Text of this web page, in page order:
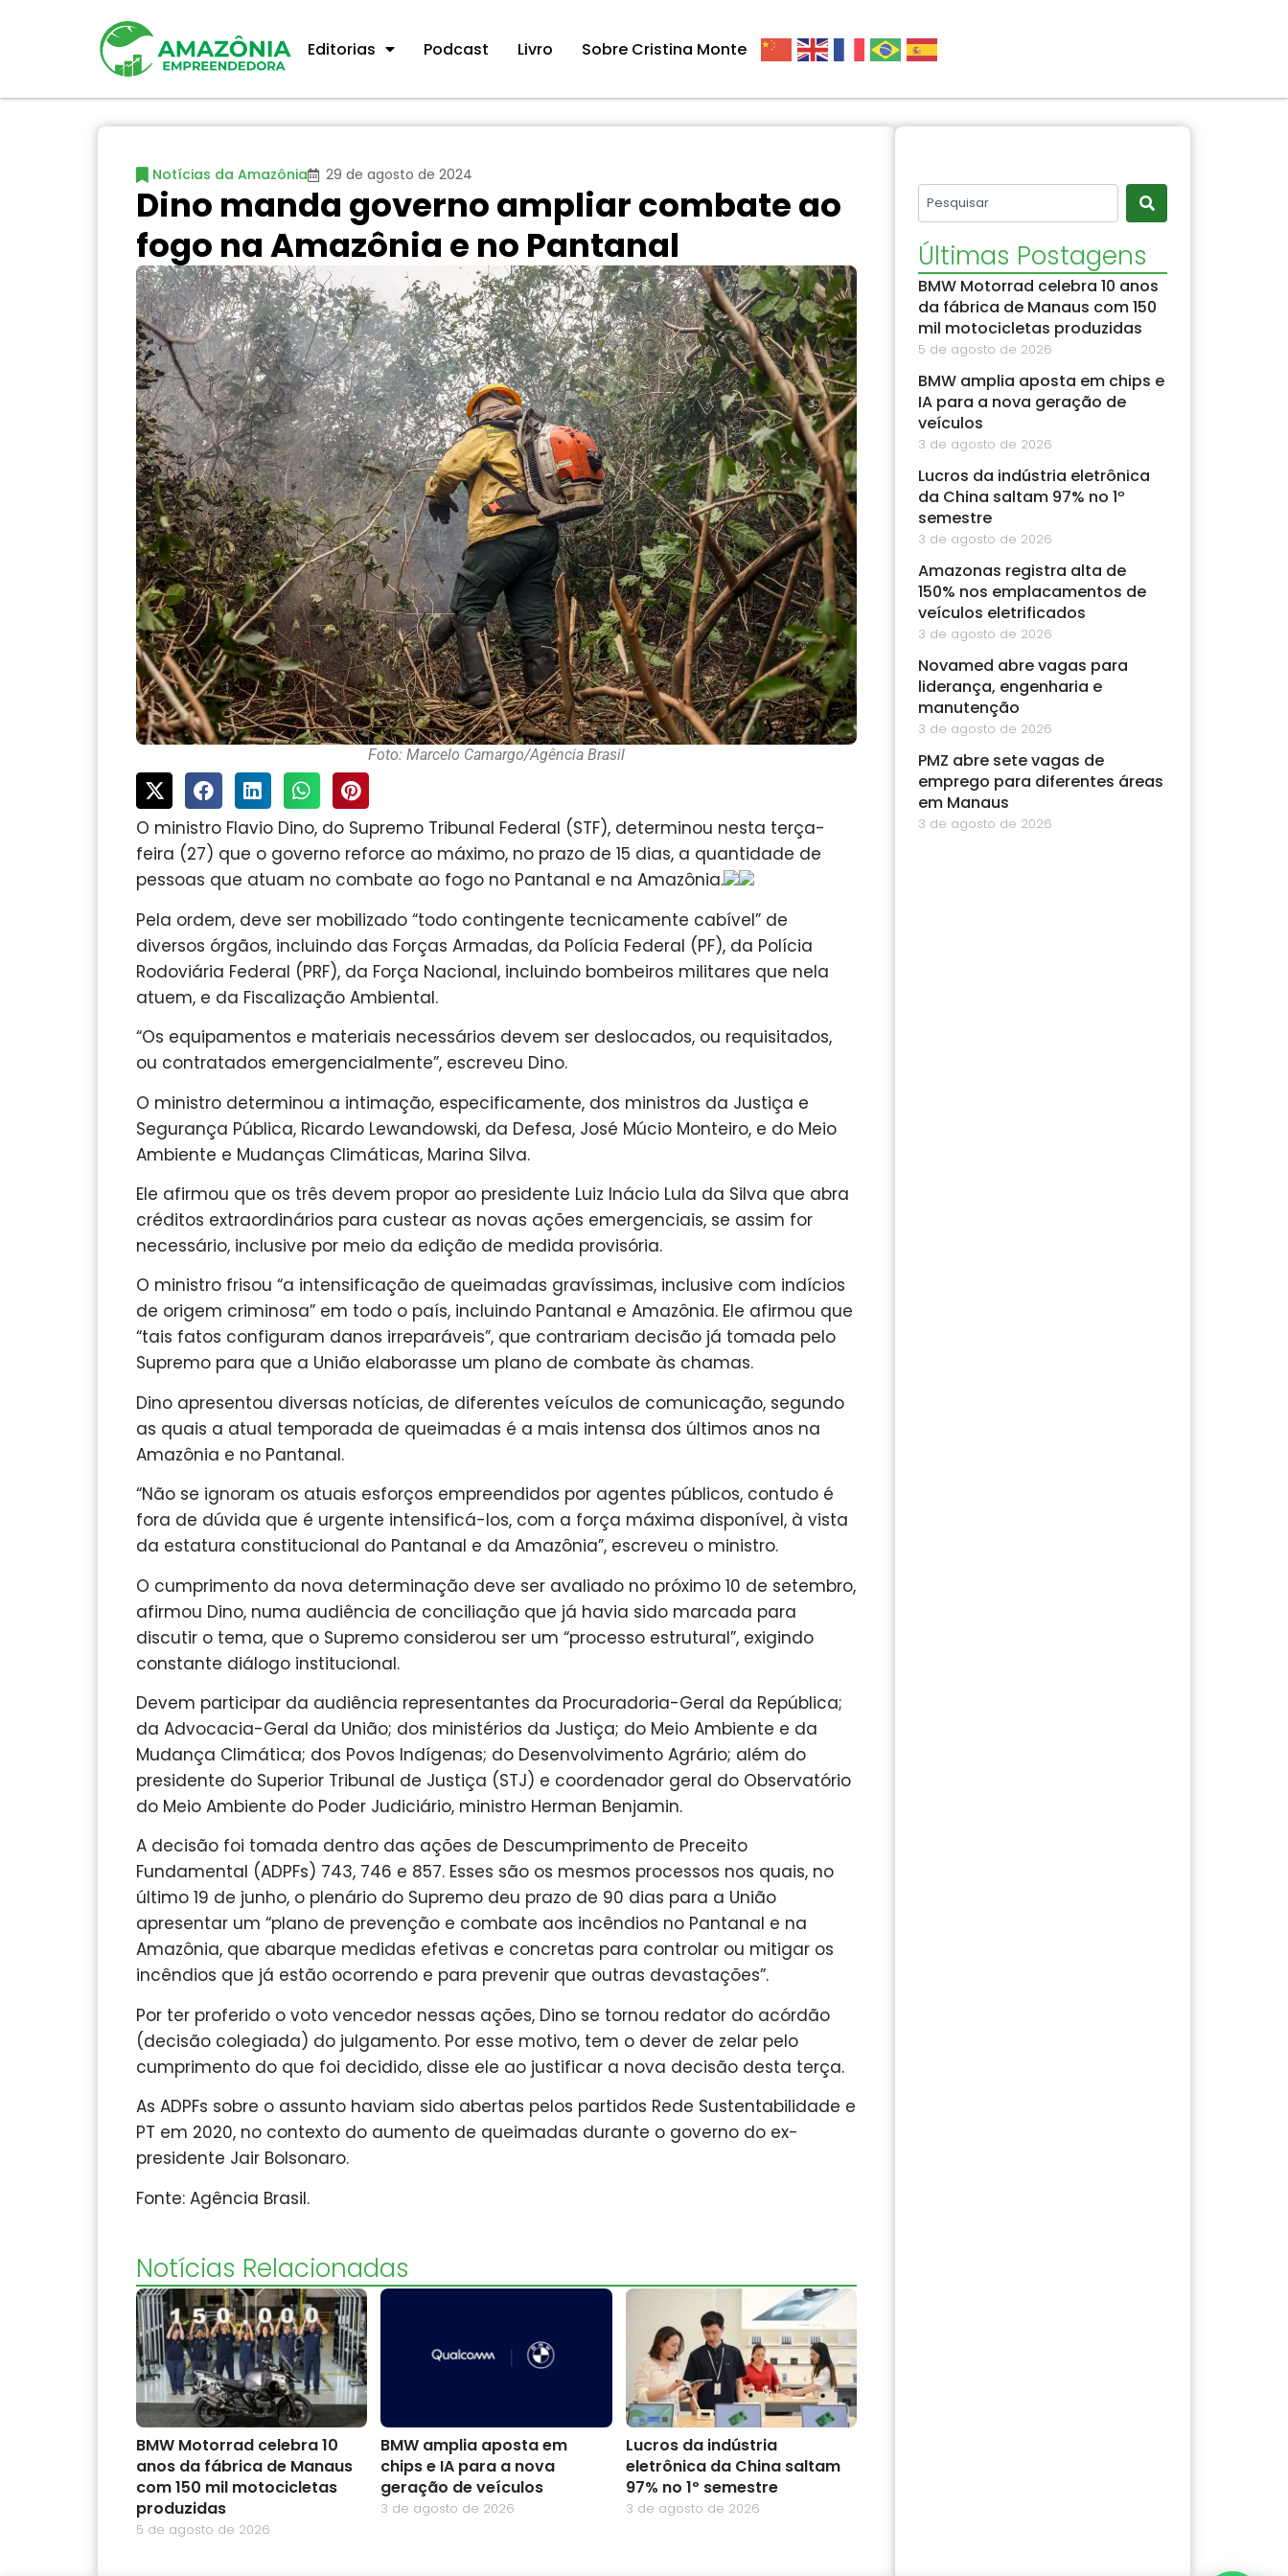
Editorias Podcast Livro Sobre Cristina Monte
Notícias da Amazônia 29 de agosto de 2024
Dino manda governo ampliar combate ao
fogo na Amazônia e no Pantanal
Foto: Marcelo Camargo/Agência Brasil
O ministro Flavio Dino, do Supremo Tribunal Federal (STF), determinou nesta terça-
feira (27) que o governo reforce ao máximo, no prazo de 15 dias, a quantidade de
pessoas que atuam no combate ao fogo no Pantanal e na Amazônia.
Pela ordem, deve ser mobilizado “todo contingente tecnicamente cabível” de
diversos órgãos, incluindo das Forças Armadas, da Polícia Federal (PF), da Polícia
Rodoviária Federal (PRF), da Força Nacional, incluindo bombeiros militares que nela
atuem, e da Fiscalização Ambiental.
“Os equipamentos e materiais necessários devem ser deslocados, ou requisitados,
ou contratados emergencialmente”, escreveu Dino.
O ministro determinou a intimação, especificamente, dos ministros da Justiça e
Segurança Pública, Ricardo Lewandowski, da Defesa, José Múcio Monteiro, e do Meio
Ambiente e Mudanças Climáticas, Marina Silva.
Ele afirmou que os três devem propor ao presidente Luiz Inácio Lula da Silva que abra
créditos extraordinários para custear as novas ações emergenciais, se assim for
necessário, inclusive por meio da edição de medida provisória.
O ministro frisou “a intensificação de queimadas gravíssimas, inclusive com indícios
de origem criminosa” em todo o país, incluindo Pantanal e Amazônia. Ele afirmou que
“tais fatos configuram danos irreparáveis”, que contrariam decisão já tomada pelo
Supremo para que a União elaborasse um plano de combate às chamas.
Dino apresentou diversas notícias, de diferentes veículos de comunicação, segundo
as quais a atual temporada de queimadas é a mais intensa dos últimos anos na
Amazônia e no Pantanal.
“Não se ignoram os atuais esforços empreendidos por agentes públicos, contudo é
fora de dúvida que é urgente intensificá-los, com a força máxima disponível, à vista
da estatura constitucional do Pantanal e da Amazônia”, escreveu o ministro.
O cumprimento da nova determinação deve ser avaliado no próximo 10 de setembro,
afirmou Dino, numa audiência de conciliação que já havia sido marcada para
discutir o tema, que o Supremo considerou ser um “processo estrutural”, exigindo
constante diálogo institucional.
Devem participar da audiência representantes da Procuradoria-Geral da República;
da Advocacia-Geral da União; dos ministérios da Justiça; do Meio Ambiente e da
Mudança Climática; dos Povos Indígenas; do Desenvolvimento Agrário; além do
presidente do Superior Tribunal de Justiça (STJ) e coordenador geral do Observatório
do Meio Ambiente do Poder Judiciário, ministro Herman Benjamin.
A decisão foi tomada dentro das ações de Descumprimento de Preceito
Fundamental (ADPFs) 743, 746 e 857. Esses são os mesmos processos nos quais, no
último 19 de junho, o plenário do Supremo deu prazo de 90 dias para a União
apresentar um “plano de prevenção e combate aos incêndios no Pantanal e na
Amazônia, que abarque medidas efetivas e concretas para controlar ou mitigar os
incêndios que já estão ocorrendo e para prevenir que outras devastações”.
Por ter proferido o voto vencedor nessas ações, Dino se tornou redator do acórdão
(decisão colegiada) do julgamento. Por esse motivo, tem o dever de zelar pelo
cumprimento do que foi decidido, disse ele ao justificar a nova decisão desta terça.
As ADPFs sobre o assunto haviam sido abertas pelos partidos Rede Sustentabilidade e
PT em 2020, no contexto do aumento de queimadas durante o governo do ex-
presidente Jair Bolsonaro.
Fonte: Agência Brasil.
Notícias Relacionadas
BMW Motorrad celebra 10
anos da fábrica de Manaus
com 150 mil motocicletas
produzidas
5 de agosto de 2026
BMW amplia aposta em
chips e IA para a nova
geração de veículos
3 de agosto de 2026
Lucros da indústria
eletrônica da China saltam
97% no 1º semestre
3 de agosto de 2026
Últimas Postagens
BMW Motorrad celebra 10 anos
da fábrica de Manaus com 150
mil motocicletas produzidas
5 de agosto de 2026
BMW amplia aposta em chips e
IA para a nova geração de
veículos
3 de agosto de 2026
Lucros da indústria eletrônica
da China saltam 97% no 1º
semestre
3 de agosto de 2026
Amazonas registra alta de
150% nos emplacamentos de
veículos eletrificados
3 de agosto de 2026
Novamed abre vagas para
liderança, engenharia e
manutenção
3 de agosto de 2026
PMZ abre sete vagas de
emprego para diferentes áreas
em Manaus
3 de agosto de 2026